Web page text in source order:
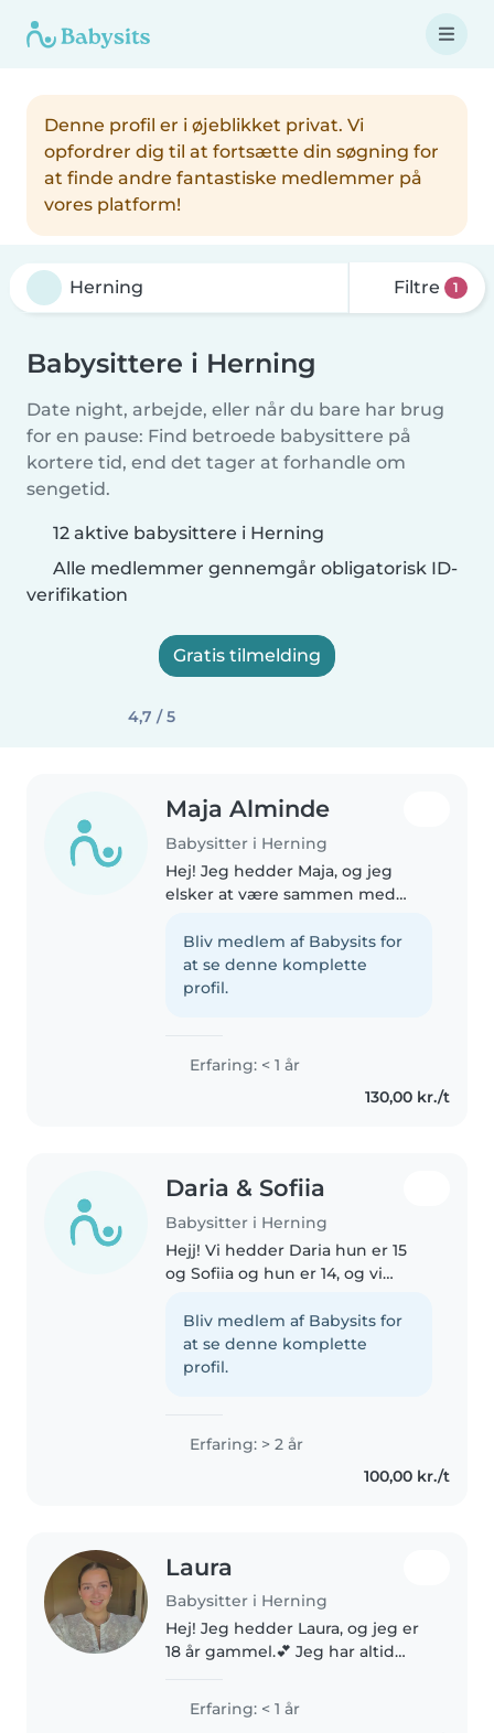
Denne profil er i øjeblikket privat. Vi
opfordrer dig til at fortsætte din søgning for
at finde andre fantastiske medlemmer på
vores platform!
Filtre 1
Babysittere i Herning
Date night, arbejde, eller når du bare har brug
for en pause: Find betroede babysittere på
kortere tid, end det tager at forhandle om
sengetid.
12 aktive babysittere i Herning
Alle medlemmer gennemgår obligatorisk ID-
verifikation
Gratis tilmelding
4,7 / 5
Maja Alminde
Babysitter i Herning
Hej! Jeg hedder Maja, og jeg
elsker at være sammen med
hyggeligt og sjovt at kunne lege,
være kreativ og skabe en tryg
stemning omkring dem. Jeg er
Bliv medlem af Babysits for
at se denne komplette
profil.
Erfaring: < 1 år
130,00 kr./t
Daria & Sofiia
Babysitter i Herning
Hejj! Vi hedder Daria hun er 15
og Sofiia og hun er 14, og vi
😊 Vi er to ansvarlige piger, som
gerne vil hjælpe familier med
børnepasning🌸🌸Sammen kan..
Bliv medlem af Babysits for
at se denne komplette
profil.
Erfaring: > 2 år
100,00 kr./t
Laura
Babysitter i Herning
Hej! Jeg hedder Laura, og jeg er
18 år gammel.💕 Jeg har altid
børn! Som person har jeg
mange interesser – jeg elsker alt
Erfaring: < 1 år